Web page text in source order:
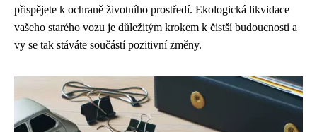
přispějete k ochraně životního prostředí. Ekologická likvidace
vašeho starého vozu je důležitým krokem k čistší budoucnosti a
vy se tak stáváte součástí pozitivní změny.